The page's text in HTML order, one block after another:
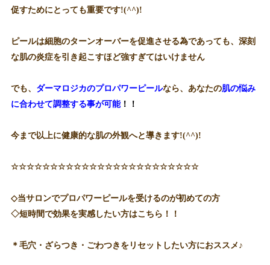
促すためにとっても重要です!(^^)!
ピールは細胞のターンオーバーを促進させる為であっても、深刻
な肌の炎症を引き起こすほど強すぎてはいけません
でも、 ダーマロジカのプロパワーピールなら、あなたの肌の悩み
に合わせて調整する事が可能！！
今まで以上に健康的な肌の外観へと導きます!(^^)!
☆☆☆☆☆☆☆☆☆☆☆☆☆☆☆☆☆☆☆☆☆☆☆☆
◇当サロンでプロパワーピールを受けるのが初めての方
◇短時間で効果を実感したい方はこちら！！
＊毛穴・ざらつき・ごわつきをリセットしたい方におススメ♪